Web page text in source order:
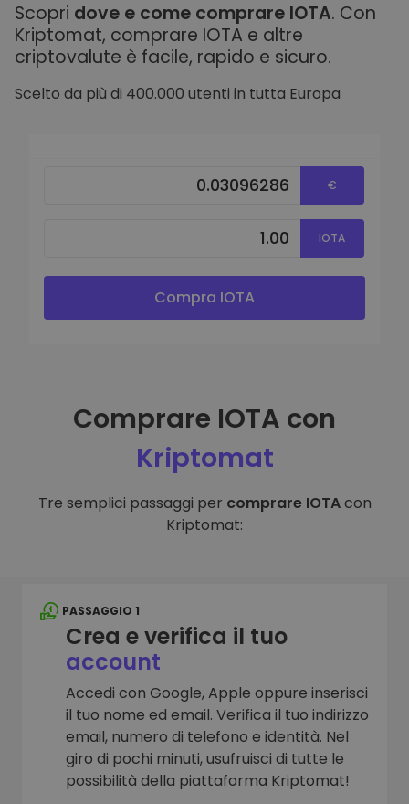
Scopri dove e come comprare IOTA. Con
Kriptomat, comprare IOTA e altre
criptovalute è facile, rapido e sicuro.
Scelto da più di 400.000 utenti in tutta Europa
€
IOTA
Compra IOTA
Comprare IOTA con
Kriptomat
Tre semplici passaggi per comprare IOTAcon
Kriptomat:
PASSAGGIO 1
Crea e verifica il tuo
account
Accedi con Google, Apple oppure inserisci
il tuo nome ed email. Verifica il tuo indirizzo
email, numero di telefono e identità. Nel
giro di pochi minuti, usufruisci di tutte le
possibilità della piattaforma Kriptomat!